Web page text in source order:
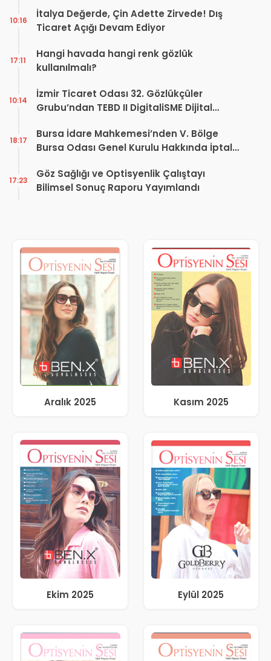
İtalya Değerde, Çin Adette Zirvede! Dış
Ticaret Açığı Devam Ediyor
10:16
Hangi havada hangi renk gözlük
kullanılmalı?
17:11
İzmir Ticaret Odası 32. Gözlükçüler
Grubu’ndan TEBD II DigitaliSME Dijital
10:14
Bursa İdare Mahkemesi’nden V. Bölge
Bursa Odası Genel Kurulu Hakkında İptal
18:17
Göz Sağlığı ve Optisyenlik Çalıştayı
Bilimsel Sonuç Raporu Yayımlandı
17:23
Aralık 2025 Kasım 2025
Ekim 2025 Eylül 2025